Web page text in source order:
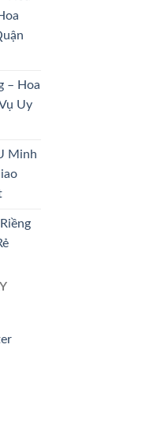
HOA KHAI TRƯƠNG
– Hoa
Uy
Minh